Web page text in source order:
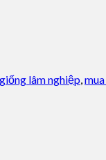
lâm nghiệp,